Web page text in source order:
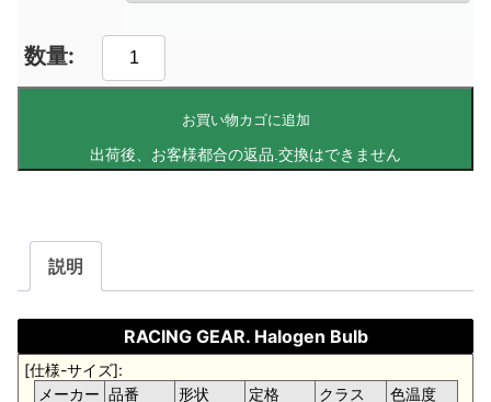
お買い物カゴに追加
説明
RACING GEAR. Halogen Bulb
[仕様-サイズ]:
メーカー 品番 形状 定格 クラス
色温度